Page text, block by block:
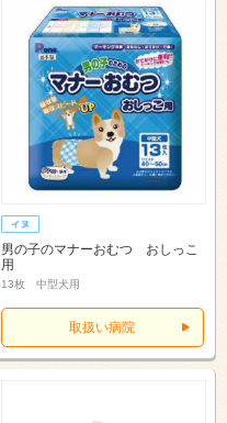
男の子のマナーおむつ おしっこ
用
13枚 中型犬用
取扱い病院